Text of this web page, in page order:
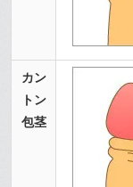
カン
トン
包茎